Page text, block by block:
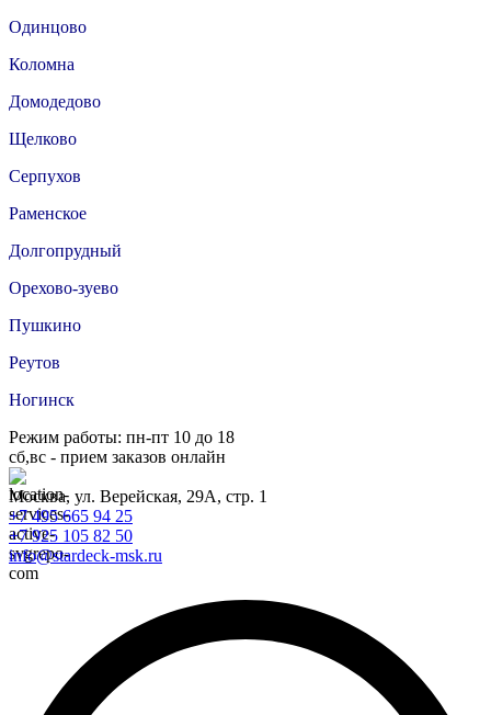
Одинцово
Коломна
Домодедово
Щелково
Серпухов
Раменское
Долгопрудный
Орехово-зуево
Пушкино
Реутов
Ногинск
Режим работы: пн-пт 10 до 18
сб,вс - прием заказов онлайн
Москва, ул. Верейская, 29А, стр. 1
+7 495 665 94 25
+7 925 105 82 50
info@stardeck-msk.ru